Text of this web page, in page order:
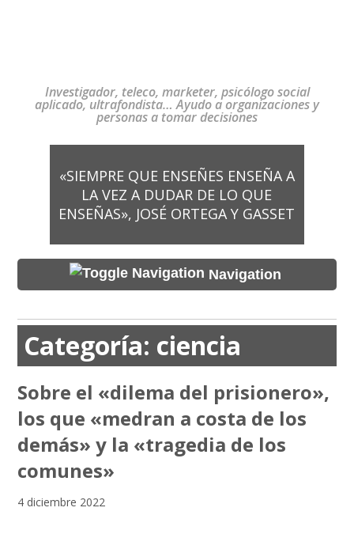
Investigador, teleco, marketer, psicólogo social
aplicado, ultrafondista… Ayudo a organizaciones y
personas a tomar decisiones
«SIEMPRE QUE ENSEÑES ENSEÑA A
LA VEZ A DUDAR DE LO QUE
ENSEÑAS», JOSÉ ORTEGA Y GASSET
Navigation
Categoría: ciencia
Sobre el «dilema del prisionero»,
los que «medran a costa de los
demás» y la «tragedia de los
comunes»
4 diciembre 2022